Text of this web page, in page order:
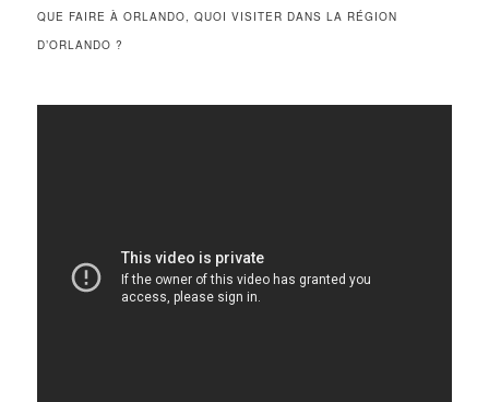
QUE FAIRE À ORLANDO, QUOI VISITER DANS LA RÉGION
D’ORLANDO ?